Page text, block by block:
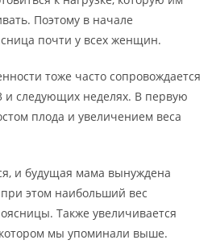
Поэтому в начале
почти у всех женщин.
тоже часто сопровождается
и следующих неделях. В первую
плода и увеличением веса
и будущая мама вынуждена
этом наибольший вес
Также увеличивается
мы упоминали выше.